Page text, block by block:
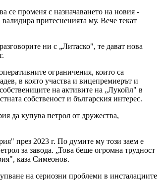
се променя с назначаването на новия -
притесненията му. Вече текат
ни с „Литаско", те дават нова
ограничения, които са
в която участва и вицепремиерът и
на активите на „Лукойл" в
собственост и българския интерес.
да купува петрол от дружества,
през 2023 г. По думите му този заем е
за завода. „Това беше огромна трудност
каза Симеонов.
на сериозни проблеми в инсталациите